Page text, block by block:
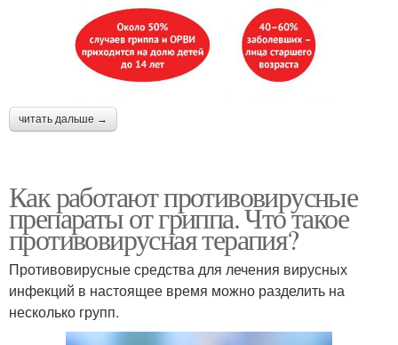
читать дальше →
Как работают противовирусные
препараты от гриппа. Что такое
противовирусная терапия?
Противовирусные средства для лечения вирусных
инфекций в настоящее время можно разделить на
несколько групп.